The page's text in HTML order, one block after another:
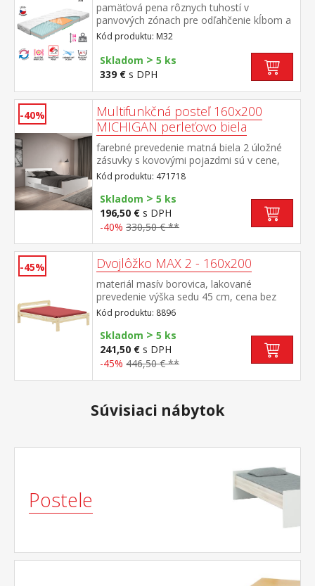
pamäťová pena rôznych tuhostí v
panvových zónach pre odľahčenie kĺbom a
celému pohybovému aparátu 7-zónová
anatomická masážna profilácia prináša
veľmi jemnú masáž v priebehu spánku
matrac s Visco penou a systémom
rozdielne tuhosti strán vhodná pre všetky
typy roštov poťah snímateľný a prateľný do
40 °C odporúčaná nosnosť do 120 kg
Kód produktu: M32
Skladom > 5 ks
339 € s DPH
-40%
Multifunkčná posteľ 160x200
MICHIGAN perleťovo biela
farebné prevedenie matná biela 2 úložné
zásuvky s kovovými pojazdmi sú v cene,
matrac a rošt nie sú v cene odporúčaný
rozmer matraca 160 × 200 cm alebo 2 kusy
80 × 200 cm k posteli je nutné použiť
samonosný rošt v ráme 160 × 200
cm odporúčaná maximálna nosnosť 2 ×
Kód produktu: 471718
Skladom > 5 ks
196,50 € s DPH
-40% 330,50 € **
-45% Dvojlôžko MAX 2 - 160x200
materiál masív borovica, lakované
prevedenie výška sedu 45 cm, cena bez
roštu a matraca odporúčaný rozmer
matraca 160 × 200 cm alebo 2 kusy 80 ×
200 cm a rošt R2 vhodný doplnok úložný
priestor 8009
Kód produktu: 8896
Skladom > 5 ks
241,50 € s DPH
-45% 446,50 € **
Súvisiaci nábytok
Postele